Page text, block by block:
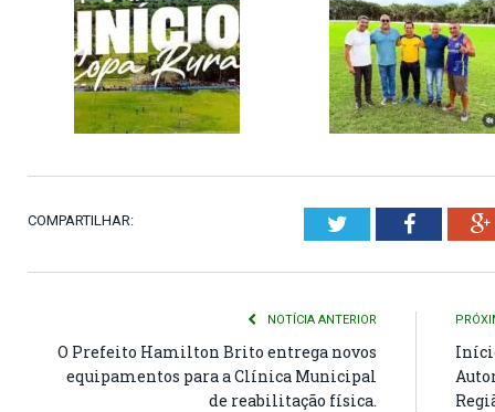
COMPARTILHAR: Twitter
NOTÍCIA ANTERIOR
O Prefeito Hamilton Brito entrega novos
equipamentos para a Clínica Municipal
de reabilitação física.